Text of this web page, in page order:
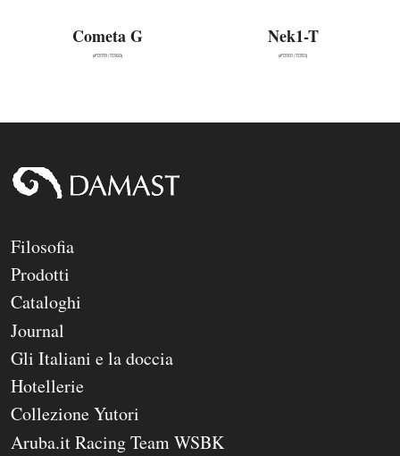
Cometa G
(#13119 | 11360)
Nek1-T
(#13101 | 11351)
Filosofia
Prodotti
Cataloghi
Journal
Gli Italiani e la doccia
Hotellerie
Collezione Yutori
Aruba.it Racing Team WSBK